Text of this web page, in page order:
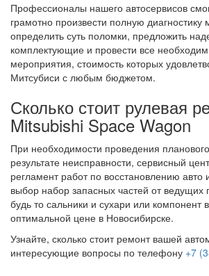
Профессионалы нашего автосервисов
грамотно произвести полную
определить суть поломки, предложить
комплектующие и провести все
мероприятия, стоимость которых
Митсубиси с любым бюджетом.
Сколько стоит рулевая
Mitsubishi Space Wagon
При необходимости проведения
результате неисправности, сервисный
регламент работ по восстановлению авто
выбор набор запасных частей от ведущих
будь то сальники и сухари или компонент
оптимальной цене в Новосибирске.
Узнайте, сколько стоит ремонт вашей
интересующие вопросы по телефону +7